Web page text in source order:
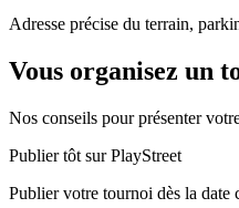
Adresse précise du terrain,
Vous organisez un
Nos conseils pour présenter
Publier tôt sur PlayStreet
Publier votre tournoi dès la date